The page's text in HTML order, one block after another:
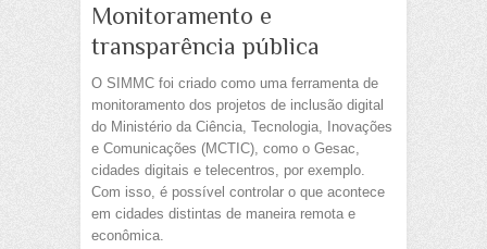
Monitoramento e
transparência pública
O SIMMC foi criado como uma ferramenta de
monitoramento dos projetos de inclusão digital
do Ministério da Ciência, Tecnologia, Inovações
e Comunicações (MCTIC), como o Gesac,
cidades digitais e telecentros, por exemplo.
Com isso, é possível controlar o que acontece
em cidades distintas de maneira remota e
econômica.